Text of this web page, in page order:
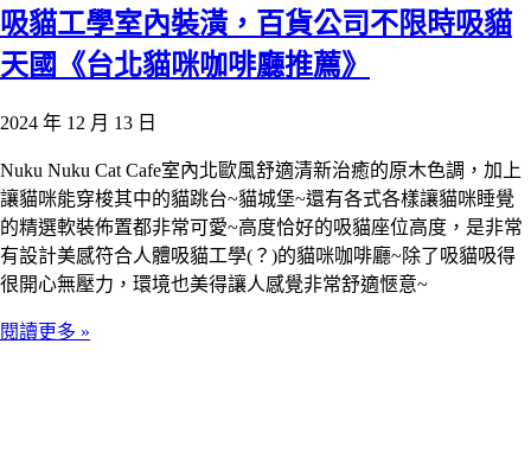
吸貓工學室內裝潢，百貨公司不限時吸貓
天國《台北貓咪咖啡廳推薦》
2024 年 12 月 13 日
Nuku Nuku Cat Cafe室內北歐風舒適清新治癒的原木色調，加上
讓貓咪能穿梭其中的貓跳台~貓城堡~還有各式各樣讓貓咪睡覺
的精選軟裝佈置都非常可愛~高度恰好的吸貓座位高度，是非常
有設計美感符合人體吸貓工學(？)的貓咪咖啡廳~除了吸貓吸得
很開心無壓力，環境也美得讓人感覺非常舒適愜意~
閱讀更多 »